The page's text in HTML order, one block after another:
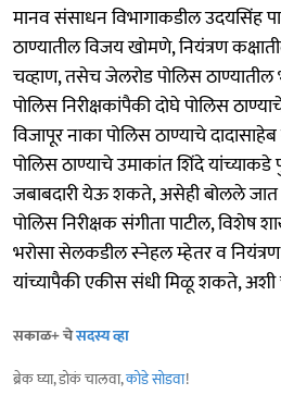
मानव संसाधन विभागाकडील उदयसिंह
ठाण्यातील विजय खोमणे, नियंत्रण
चव्हाण, तसेच जेलरोड पोलिस ठाण्यातील
पोलिस निरीक्षकांपैकी दोघे पोलिस
विजापूर नाका पोलिस ठाण्याचे
पोलिस ठाण्याचे उमाकांत शिंदे यांच्याकडे
जबाबदारी येऊ शकते, असेही बोलले
पोलिस निरीक्षक संगीता पाटील, विशेष
भरोसा सेलकडील स्नेहल म्हेतर व
यांच्यापैकी एकीस संधी मिळू शकते, अशी
सकाळ+ चेसदस्य व्हा
ब्रेक घ्या, डोकं चालवा,कोडे सोडवा!